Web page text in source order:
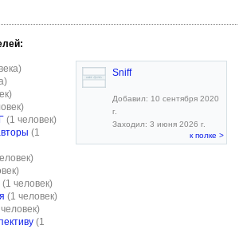
(1 человек)
(1
(1 человек)
(1 человек)
(1
Sniff
Добавил: 10 сентября 2020
г.
Заходил: 3 июня 2026 г.
к полке >